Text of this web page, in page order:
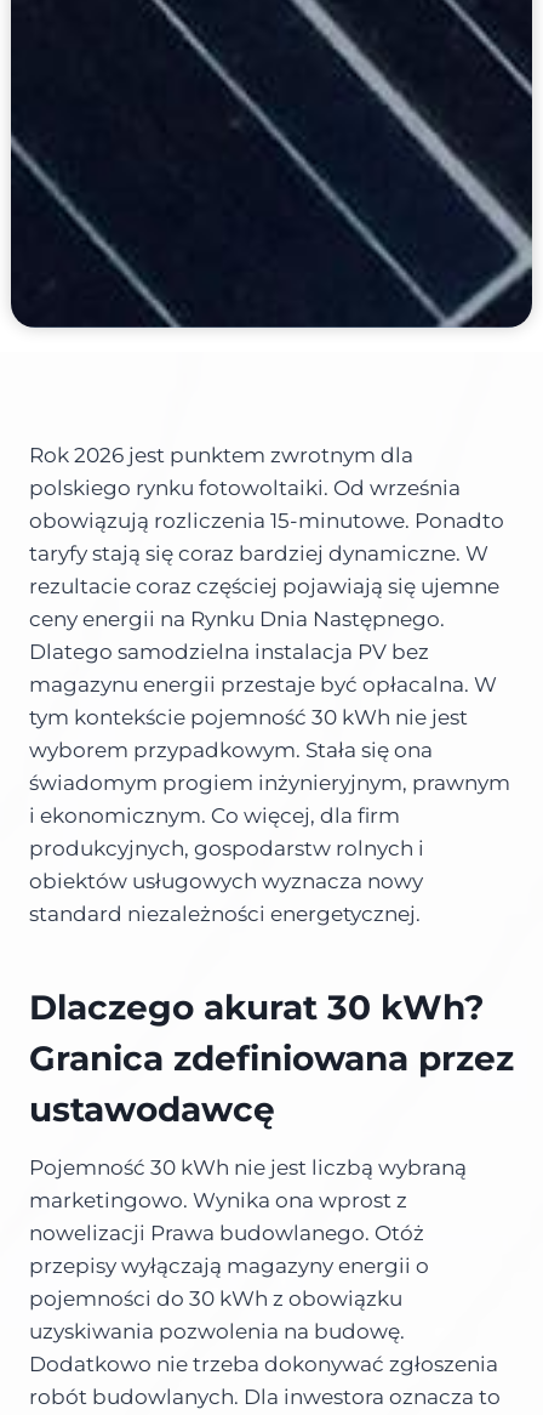
Rok 2026 jest punktem zwrotnym dla
polskiego rynku fotowoltaiki. Od września
obowiązują rozliczenia 15-minutowe. Ponadto
taryfy stają się coraz bardziej dynamiczne. W
rezultacie coraz częściej pojawiają się ujemne
ceny energii na Rynku Dnia Następnego.
Dlatego samodzielna instalacja PV bez
magazynu energii przestaje być opłacalna. W
tym kontekście pojemność 30 kWh nie jest
wyborem przypadkowym. Stała się ona
świadomym progiem inżynieryjnym, prawnym
i ekonomicznym. Co więcej, dla firm
produkcyjnych, gospodarstw rolnych i
obiektów usługowych wyznacza nowy
standard niezależności energetycznej.
Dlaczego akurat 30 kWh?
Granica zdefiniowana przez
ustawodawcę
Pojemność 30 kWh nie jest liczbą wybraną
marketingowo. Wynika ona wprost z
nowelizacji Prawa budowlanego. Otóż
przepisy wyłączają magazyny energii o
pojemności do 30 kWh z obowiązku
uzyskiwania pozwolenia na budowę.
Dodatkowo nie trzeba dokonywać zgłoszenia
robót budowlanych. Dla inwestora oznacza to